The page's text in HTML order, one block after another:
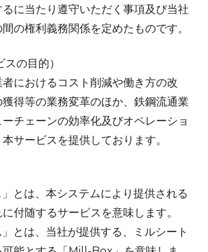
に当たり遵守いただく事項及び当社
の権利義務関係を定めたものです。
の目的）
におけるコスト削減や働き方の改
得等の業務変革のほか、鉄鋼流通業
チェーンの効率化及びオペレーショ
サービスを提供しております。
とは、本システムにより提供される
付随するサービスを意味します。
とは、当社が提供する、ミルシート